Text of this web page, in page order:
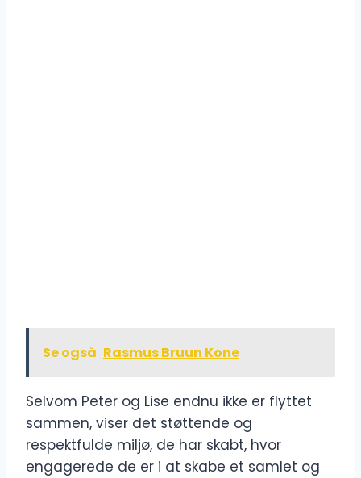
Se også Rasmus Bruun Kone
Selvom Peter og Lise endnu ikke er flyttet
sammen, viser det støttende og
respektfulde miljø, de har skabt, hvor
engagerede de er i at skabe et samlet og